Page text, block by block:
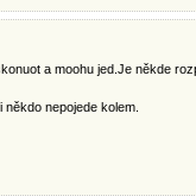
a moohu jed.Je někde
nepojede kolem.